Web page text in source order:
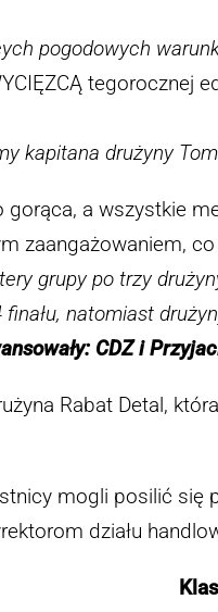
pogodowych
tegorocznej
kapitana drużyny
a wszystkie
zaangażowaniem,
grupy po trzy
natomiast
CDZ i
Rabat Detal,
mogli posilić
działu